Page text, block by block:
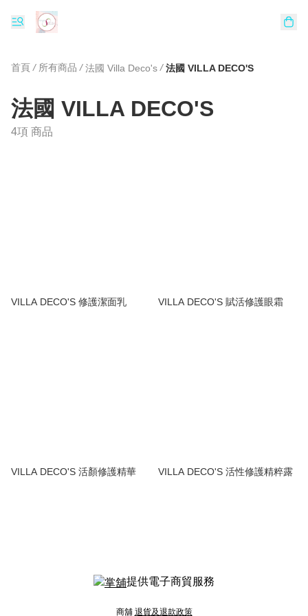
首頁 / 所有商品 / 法國 Villa Deco's / 法國 VILLA DECO'S
法國 VILLA DECO'S
4項 商品
VILLA DECO'S 修護潔面乳 VILLA DECO'S 賦活修護眼霜
VILLA DECO'S 活顏修護精華 VILLA DECO'S 活性修護精粹露
提供電子商貿服務
商舖 退貨及退款政策